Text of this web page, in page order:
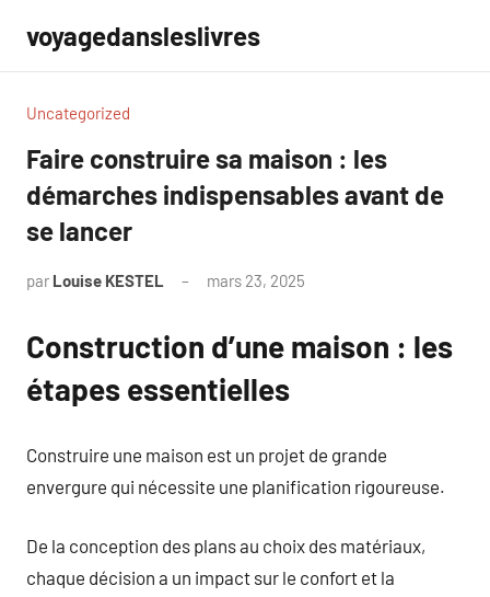
contenu
voyagedansleslivres
Uncategorized
Faire construire sa maison : les
démarches indispensables avant de
se lancer
par Louise KESTEL mars 23, 2025
Construction d’une maison : les
étapes essentielles
Construire une maison est un projet de grande
envergure qui nécessite une planification rigoureuse.
De la conception des plans au choix des matériaux,
chaque décision a un impact sur le confort et la